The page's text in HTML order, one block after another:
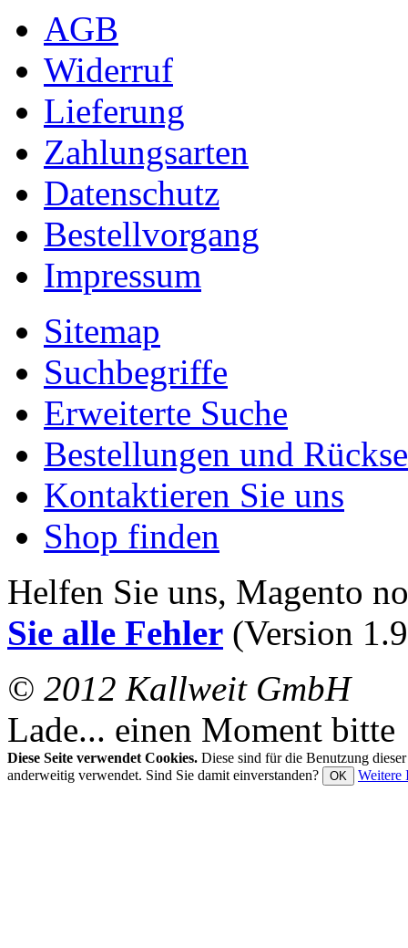
AGB
Widerruf
Lieferung
Zahlungsarten
Datenschutz
Bestellvorgang
Impressum
Sitemap
Suchbegriffe
Erweiterte Suche
Bestellungen und
Kontaktieren Sie uns
Shop finden
Helfen Sie uns, Magento
Sie alle Fehler (Version
© 2012 Kallweit GmbH
Lade... einen Moment bitte
Diese Seite verwendet Cookies. Diese sind für die Benutzung
anderweitig verwendet. Sind Sie damit einverstanden?
OK Weitere